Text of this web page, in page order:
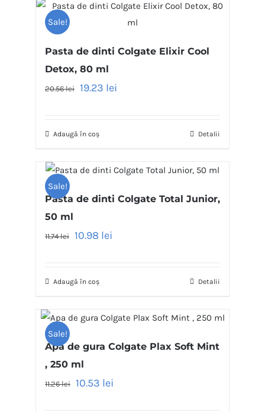
Sale!
Pasta de dinti Colgate Elixir Cool
Detox, 80 ml
20.56lei 19.23 lei
Adaugă în coș Detalii
Sale!
Pasta de dinti Colgate Total Junior,
50 ml
11.74lei 10.98 lei
Adaugă în coș Detalii
Sale!
Apa de gura Colgate Plax Soft Mint
, 250 ml
11.26lei 10.53 lei